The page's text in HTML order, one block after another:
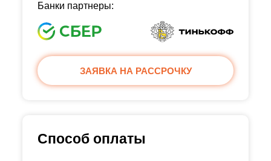
Банки партнеры:
ЗАЯВКА НА РАССРОЧКУ
Способ оплаты